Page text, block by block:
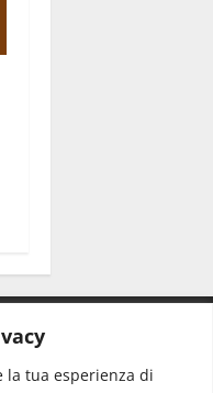
la tua esperienza di